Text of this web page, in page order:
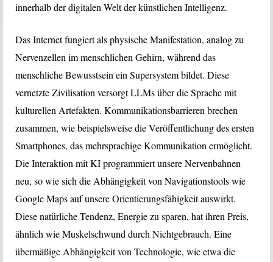
innerhalb der digitalen Welt der künstlichen Intelligenz.
Das Internet fungiert als physische Manifestation, analog zu
Nervenzellen im menschlichen Gehirn, während das
menschliche Bewusstsein ein Supersystem bildet. Diese
vernetzte Zivilisation versorgt LLMs über die Sprache mit
kulturellen Artefakten. Kommunikationsbarrieren brechen
zusammen, wie beispielsweise die Veröffentlichung des ersten
Smartphones, das mehrsprachige Kommunikation ermöglicht.
Die Interaktion mit KI programmiert unsere Nervenbahnen
neu, so wie sich die Abhängigkeit von Navigationstools wie
Google Maps auf unsere Orientierungsfähigkeit auswirkt.
Diese natürliche Tendenz, Energie zu sparen, hat ihren Preis,
ähnlich wie Muskelschwund durch Nichtgebrauch. Eine
übermäßige Abhängigkeit von Technologie, wie etwa die